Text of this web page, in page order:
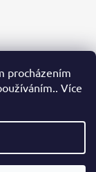
procházením
Více